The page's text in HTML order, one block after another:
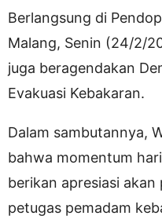
Berlangsung di
Malang, Senin (24/2/
juga beragendakan
Evakuasi Kebakaran.
Dalam sambutannya,
bahwa momentum
berikan apresiasi
petugas pemadam